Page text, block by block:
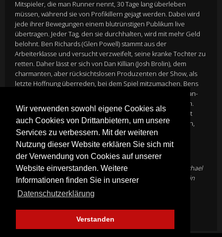
Wir verwenden sowohl eigene Cookies als
auch Cookies von Drittanbietern, um unsere
Services zu verbessern. Mit der weiteren
Nutzung dieser Website erklären Sie sich mit
der Verwendung von Cookies auf unserer
Website einverstanden. Weitere
Informationen finden Sie in unserer
Datenschutzerklärung
Verstanden
Mitspieler, die man Runner nennt, 30 Tage lang überleben
müssen, während sie von Profikillern gejagt werden. Dabei wird
jede ihrer Bewegungen einem blutrünstigen Publikum live
übertragen. Jeder Tag, den sie durchhalten, wird mit mehr Geld
belohnt. Ben Richards (Glen Powell) stammt aus der
Arbeiterklasse und versucht verzweifelt, seine kranke Tochter zu
retten. Daher lässt er sich von Dan Killian (Josh Brolin), dem
charmanten, aber rücksichtslosen Produzenten der Show, als
letzte Hoffnung überreden, bei dem Spiel mitzumachen. Bens
Trotz, Instinkte und Mut machen ihn bald unerwartet zum Fan-
Favoriten – und zu einer Bedrohung für das gesamte System.
Während die Einschaltquoten durch die Decke gehen, steigt
auch die Gefahr und Ben muss nicht nur die Jäger überlisten,
sondern auch eine ganze Nation, die süchtig danach ist, ihn
scheitern zu sehen.
DirectorEdgar Wright
CastGlen Powell, William H. Macy, Lee Pace, Emilia Jones, Michael
Cera, Daniel Ezra, Jayme Lawson, Colman Domingo, Josh Brolin
Genre:Sci-FiThriller
Mehr Infos